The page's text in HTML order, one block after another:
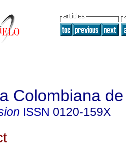
Colombiana
ISSN 0120-159X